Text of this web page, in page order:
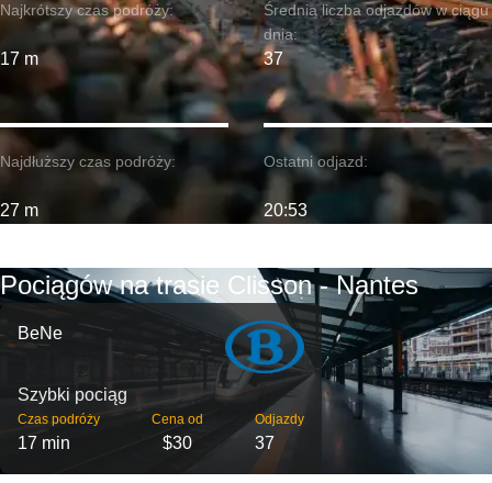
Najkrótszy czas podróży:
17 m
Najdłuższy czas podróży:
27 m
Średnia liczba odjazdów w ciągu
dnia:
37
Ostatni odjazd:
20:53
Pociągów na trasie Clisson - Nantes
BeNe
Szybki pociąg
Czas podróży
17 min
Cena od
$30
Odjazdy
37